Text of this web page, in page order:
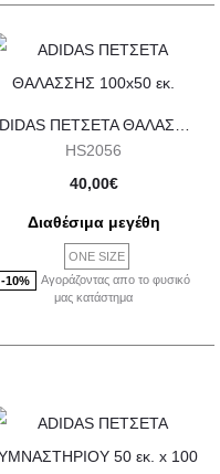
ADIDAS ΠΕΤΣΕΤΑ ΘΑΛΑΣΣΗΣ 100×50 εκ.
HS2056
40,00€
Διαθέσιμα μεγέθη
ONE SIZE
-10%
Αγοράζοντας απο το φυσικό
μας κατάστημα